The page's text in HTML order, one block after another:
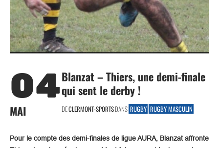
04
MAI
Blanzat – Thiers, une demi-finale
qui sent le derby !
DECLERMONT-SPORTSDANS RUGBY RUGBY MASCULIN
Pour le compte des demi-finales de ligue AURA, Blanzat affronte